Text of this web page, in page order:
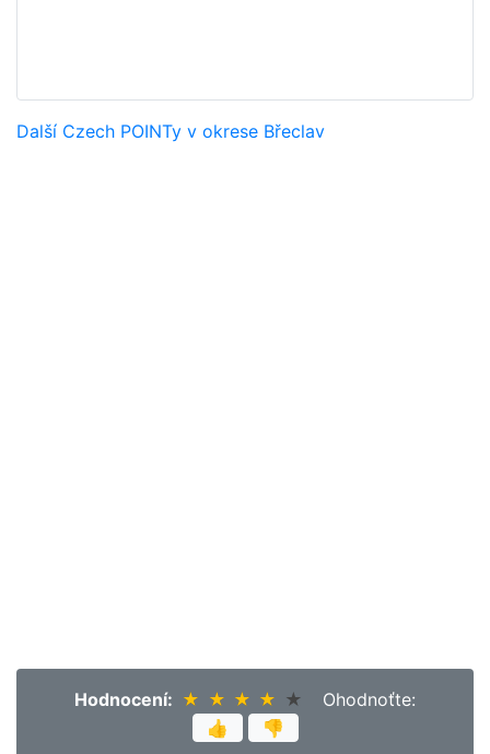
Další Czech POINTy v okrese Břeclav
Hodnocení: ★ ★ ★ ★ ★
★ ★ ★ ★ ★
Ohodnoťte:
👍
👎